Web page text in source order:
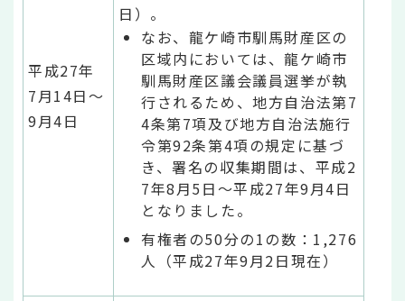
平成27年
7月14日～
9月4日
日）。
なお、龍ケ崎市馴馬財産区の
区域内においては、龍ケ崎市
馴馬財産区議会議員選挙が執
行されるため、地方自治法第7
4条第7項及び地方自治法施行
令第92条第4項の規定に基づ
き、署名の収集期間は、平成2
7年8月5日～平成27年9月4日
となりました。
有権者の50分の1の数：1,276
人（平成27年9月2日現在）